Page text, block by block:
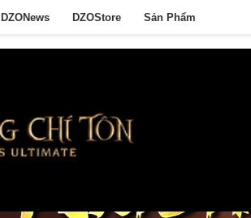
DZONews DZOStore Sản Phẩm